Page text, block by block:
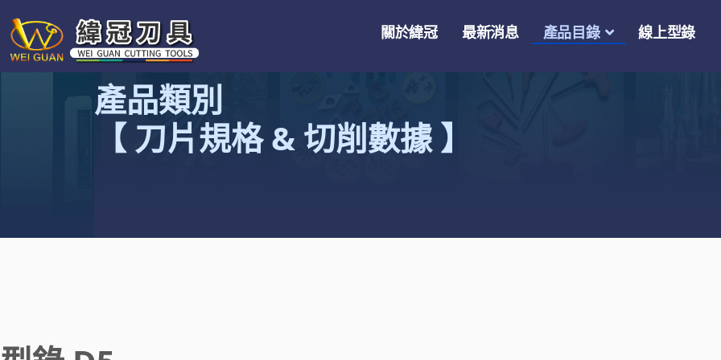
關於緯冠 最新消息 產品目錄 線上型錄
產品類別
【 刀片規格 & 切削數據 】